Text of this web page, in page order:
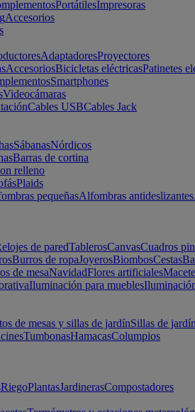
PortátilesImpresoras
Accesorios
AdaptadoresProyectores
AccesoriosBicicletas eléctricasPatinetes
Smartphones
Videocámaras
Cables USBCables Jack
SábanasNórdicos
Barras de cortina
relleno
Plaids
pequeñasAlfombras antideslizantes
de paredTablerosCanvasCuadros
Burros de ropaJoyerosBiombosCestas
de mesaNavidadFlores artificiales
Iluminación para muebles
de mesas y sillas de jardínSillas de jardín
TumbonasHamacasColumpios
RiegoPlantasJardinerasCompostadores